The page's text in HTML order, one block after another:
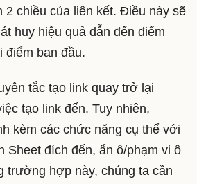
2 chiều của liên kết. Điều này sẽ
huy hiệu quả dẫn đến điểm
điểm ban đầu.
tắc tạo link quay trở lại
tạo link đến. Tuy nhiên,
kèm các chức năng cụ thể với
Sheet đích đến, ẩn ô/phạm vi ô
trường hợp này, chúng ta cần